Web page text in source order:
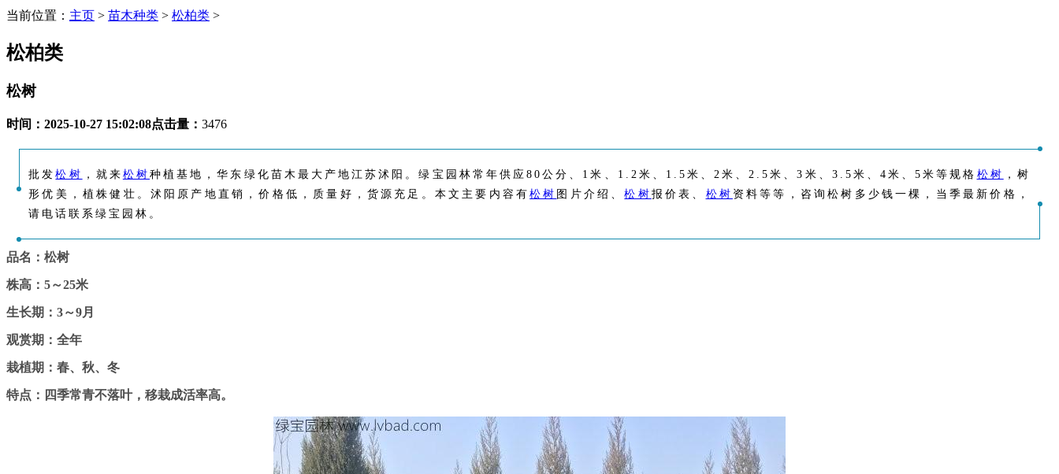
当前位置： 主页 > 苗木种类 > 松柏类 >
松柏类
松树
时间： 2025-10-27 15:02:08点击量： 3476
批发松树 ，就来 松树 种植基地，华东绿化苗木最大产地江苏沭阳。绿宝园林常年供应80公分、1米、1.2米、1.5米、2米、2.5米、3米、3.5米、4米、5米等规格 松树 ，树
形优美，植株健壮。沭阳原产地直销，价格低，质量好，货源充足。本文主要内容有松树 图片介绍、松树 报价表、 松树 资料等等，咨询松树多少钱一棵，当季最新价格，
请电话联系绿宝园林。
品名：松树
株高：5～25米
生长期：3～9月
观赏期：全年
栽植期：春、秋、冬
特点：四季常青不落叶，移栽成活率高。